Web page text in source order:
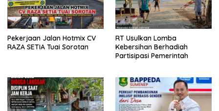
Pekerjaan Jalan Hotmix CV
RAZA SETIA Tuai Sorotan
RT Usulkan Lomba
Kebersihan Berhadiah
Partisipasi Pemerintah